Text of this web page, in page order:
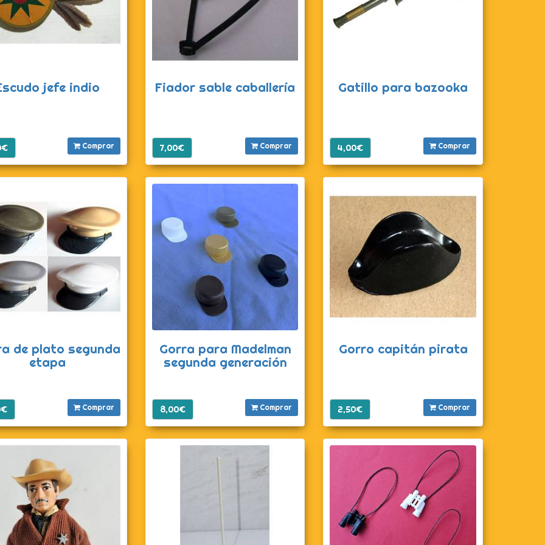
jefe indio
Comprar
Fiador sable caballería
7,00€ Comprar
Gatillo para bazooka
4,00€ Comprar
de plato segunda
etapa
Comprar
Gorra para Madelman
segunda generación
8,00€ Comprar
Gorro capitán pirata
2,50€ Comprar